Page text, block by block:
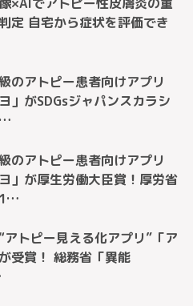
定 自宅から症状を評価でき
のアトピー患者向けアプリ
」がSDGsジャパンスカラシ
のアトピー患者向けアプリ
」が厚生労働大臣賞！厚労省
アトピー見える化アプリ”「ア
受賞！ 総務省「異能